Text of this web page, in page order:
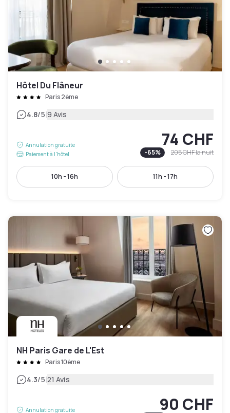
Hôtel Du Flâneur
Paris 2ème
4.8/5|9 Avis
Annulation gratuite
Paiement à l'hôtel
74 CHF
-65% 205 CHFla nuit
10h - 16h 11h - 17h
NH Paris Gare de L'Est
Paris 10ème
4.3/5|21 Avis
Annulation gratuite
90 CHF